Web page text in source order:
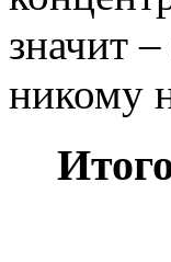
значит
никому